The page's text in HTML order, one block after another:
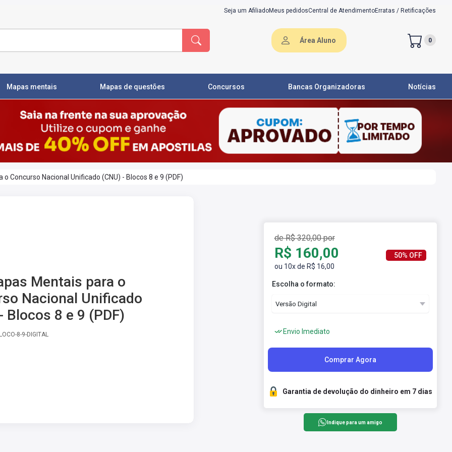
Seja um AfiliadoMeus pedidosCentral de AtendimentoErratas / Retificações
Área Aluno 0
Mapas mentais Mapas de questões Concursos Bancas Organizadoras Notícias
Concurso Nacional Unificado (CNU) - Blocos 8 e 9 (PDF)
Mentais para o
Nacional Unificado
Blocos 8 e 9 (PDF)
8-9-DIGITAL
de R$ 320,00 por
R$ 160,00
ou 10x de R$ 16,00
50% OFF
Escolha o formato:
Envio Imediato
Comprar Agora
Garantia de devolução do dinheiro em 7 dias
Indique para um amigo